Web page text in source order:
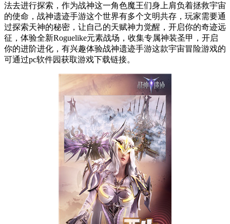
法去进行探索，作为战神这一角色魔王们身上肩负着拯救宇宙
的使命，战神遗迹手游这个世界有多个文明共存，玩家需要通
过探索天神的秘密，让自己的天赋神力觉醒，开启你的奇迹远
征，体验全新Roguelike元素战场，收集专属神装圣甲，开启
你的进阶进化，有兴趣体验战神遗迹手游这款宇宙冒险游戏的
可通过pc软件园获取游戏下载链接。